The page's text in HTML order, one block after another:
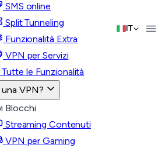
SMS online
Split Tunneling
Funzionalità Extra
VPN per Servizi
Tutte le Funzionalità
VPN?
Blocchi
Streaming Contenuti
VPN per Gaming
IT